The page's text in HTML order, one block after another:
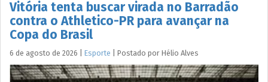
Vitória tenta buscar virada no Barradão
contra o Athletico-PR para avançar na
Copa do Brasil
6 de agosto de 2026 Esporte Postado por Hélio Alves